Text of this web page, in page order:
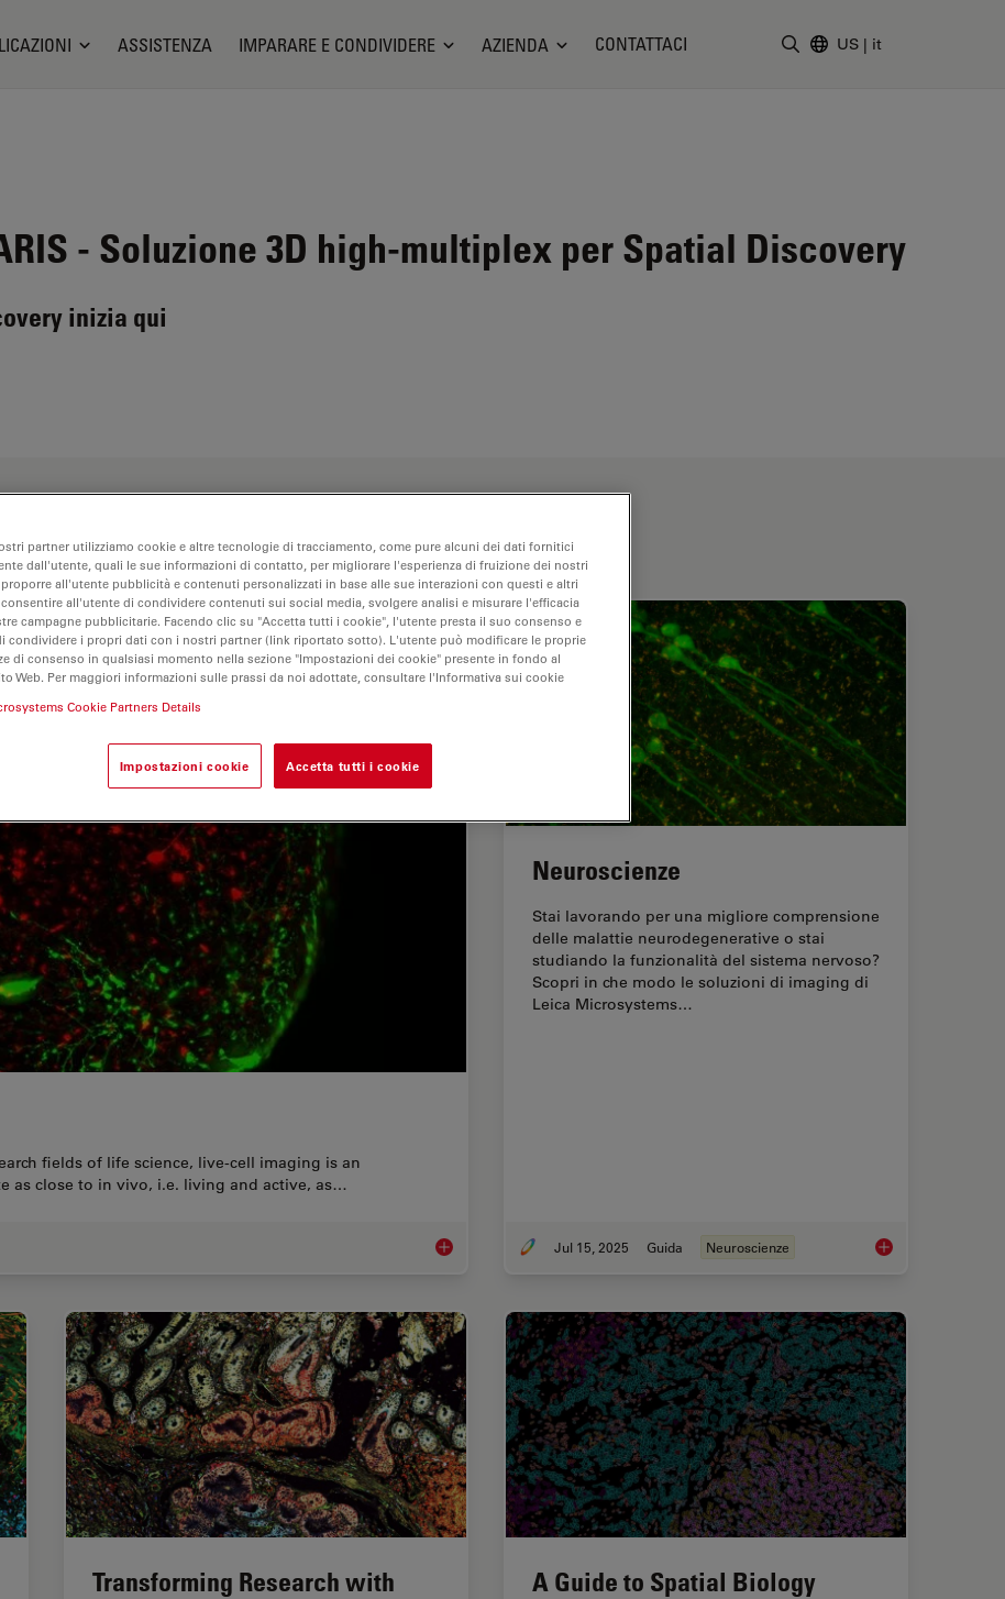
ASSISTENZA IMPARARE E CONDIVIDERE AZIENDA CONTATTACI US | it
- Soluzione 3D high-multiplex per Spatial Discovery
inizia qui
fields of life science, live-cell imaging is an
as close to in vivo, i.e. living and active, as…
Guide to Live-Cell Imaging
Neuroscienze
Stai lavorando per una migliore comprensione
delle malattie neurodegenerative o stai
studiando la funzionalità del sistema nervoso?
Scopri in che modo le soluzioni di imaging di
Leica Microsystems…
Jul 15, 2025 Guida Neuroscienze Neuroscienze
Transforming Research with
A Guide to Spatial Biology
partner utilizziamo cookie e altre tecnologie di tracciamento, come pure alcuni dei dati fornitici
dall'utente, quali le sue informazioni di contatto, per migliorare l'esperienza di fruizione dei nostri
all'utente pubblicità e contenuti personalizzati in base alle sue interazioni con questi e altri
all'utente di condividere contenuti sui social media, svolgere analisi e misurare l'efficacia
campagne pubblicitarie. Facendo clic su "Accetta tutti i cookie", l'utente presta il suo consenso e
condividere i propri dati con i nostri partner (link riportato sotto). L'utente può modificare le proprie
di consenso in qualsiasi momento nella sezione "Impostazioni dei cookie" presente in fondo al
Web. Per maggiori informazioni sulle prassi da noi adottate, consultare l'Informativa sui cookie
Cookie Partners Details
Impostazioni cookie Accetta tutti i cookie